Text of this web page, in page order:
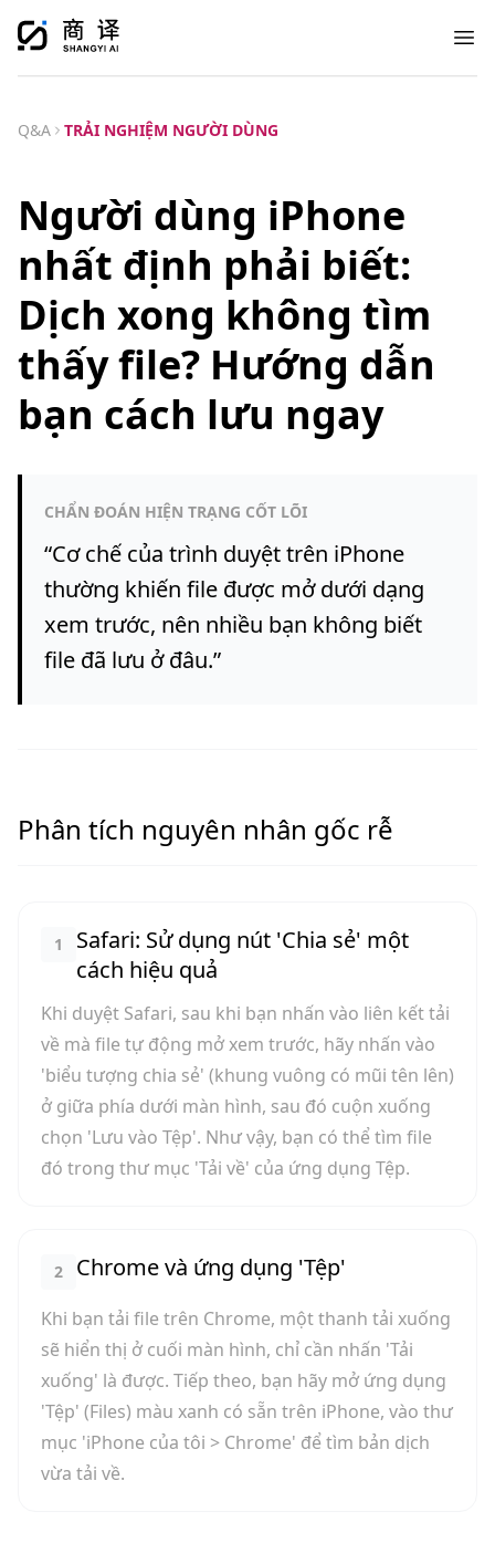
Q&A TRẢI NGHIỆM NGƯỜI DÙNG
Người dùng iPhone
nhất định phải biết:
Dịch xong không tìm
thấy file? Hướng dẫn
bạn cách lưu ngay
CHẨN ĐOÁN HIỆN TRẠNG CỐT LÕI
“Cơ chế của trình duyệt trên iPhone
thường khiến file được mở dưới dạng
xem trước, nên nhiều bạn không biết
file đã lưu ở đâu.”
Phân tích nguyên nhân gốc rễ
1
Safari: Sử dụng nút 'Chia sẻ' một
cách hiệu quả
Khi duyệt Safari, sau khi bạn nhấn vào liên kết tải
về mà file tự động mở xem trước, hãy nhấn vào
'biểu tượng chia sẻ' (khung vuông có mũi tên lên)
ở giữa phía dưới màn hình, sau đó cuộn xuống
chọn 'Lưu vào Tệp'. Như vậy, bạn có thể tìm file
đó trong thư mục 'Tải về' của ứng dụng Tệp.
2 Chrome và ứng dụng 'Tệp'
Khi bạn tải file trên Chrome, một thanh tải xuống
sẽ hiển thị ở cuối màn hình, chỉ cần nhấn 'Tải
xuống' là được. Tiếp theo, bạn hãy mở ứng dụng
'Tệp' (Files) màu xanh có sẵn trên iPhone, vào thư
mục 'iPhone của tôi > Chrome' để tìm bản dịch
vừa tải về.